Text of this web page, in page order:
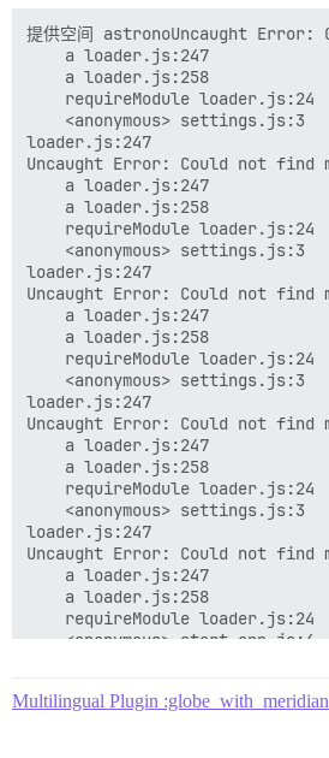
Th 1:26 pm
MaxMindDB (/var/www/
Th 2:13 pm
MaxMindDB (/var/www/discourse/
Th 2:13 pm
MaxMindDB (/var/www/
Th 2:18 pm
MaxMindDB (/var/www/discourse/
Th 2:18 pm
Th 2:24 pm
提供空间 astronoUncaught
    a loader.js:247
    a loader.js:258
    requireModule loader.js:24
    <anonymous> settings.js:3
loader.js:247
Uncaught Error: Could not find
    a loader.js:247
    a loader.js:258
    requireModule loader.js:24
    <anonymous> settings.js:3
loader.js:247
Uncaught Error: Could not find
    a loader.js:247
    a loader.js:258
    requireModule loader.js:24
    <anonymous> settings.js:3
loader.js:247
Uncaught Error: Could not find
    a loader.js:247
    a loader.js:258
    requireModule loader.js:24
    <anonymous> settings.js:3
loader.js:247
Uncaught Error: Could not find
    a loader.js:247
    a loader.js:258
    requireModule loader.js:24
    <anonymous> start-app.js:4
Multilingual Plugin